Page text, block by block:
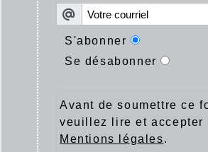
S'abonner
Se désabonner
Avant de soumettre ce
veuillez lire et accepter
Mentions légales.